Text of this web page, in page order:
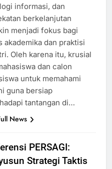
informasi, dan
berkelanjutan
menjadi fokus bagi
akademika dan praktisi
Oleh karena itu, krusial
dan calon
untuk memahami
guna bersiap
tantangan di…
News
PERSAGI:
Strategi Taktis